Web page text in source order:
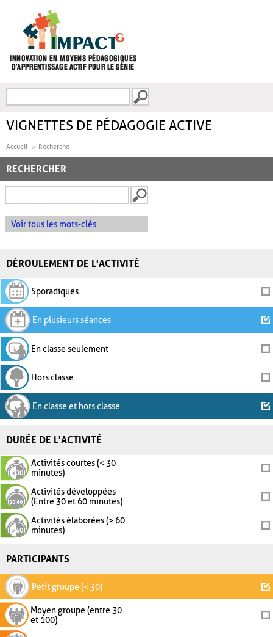
FORMULAIRE DE
VIGNETTES DE PÉDAGOGIE ACTIVE
Accueil Recherche
RECHERCHER
Voir tous les mots-clés
DÉROULEMENT DE L'ACTIVITÉ
Sporadiques
En plusieurs séances
En classe seulement
Hors classe
En classe et hors classe
DURÉE DE L'ACTIVITÉ
Activités courtes (< 30
minutes)
Activités développées
(Entre 30 et 60 minutes)
Activités élaborées (> 60
minutes)
PARTICIPANTS
Petit groupe (< 30)
Moyen groupe (entre 30
et 100)